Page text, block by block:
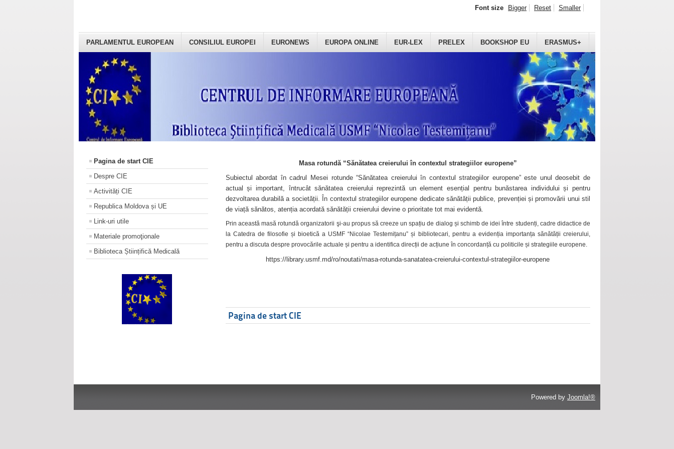
PARLAMENTUL EUROPEAN CONSILIUL EUROPEI EURONEWS EUROPA ONLINE EUR-LEX PRELEX BOOKSHOP EU ERASMUS+
Font size Bigger Reset Smaller
Pagina de start CIE
Despre CIE
Activități CIE
Republica Moldova și UE
Link-uri utile
Materiale promoţionale
Biblioteca Științifică Medicală
Masa rotundă “Sănătatea creierului în contextul strategiilor europene”
Subiectul abordat în cadrul Mesei rotunde “Sănătatea creierului în contextul strategiilor europene” este unul deosebit de
actual și important, întrucât sănătatea creierului reprezintă un element esențial pentru bunăstarea individului și pentru
dezvoltarea durabilă a societății. În contextul strategiilor europene dedicate sănătății publice, prevenției și promovării unui stil
de viață sănătos, atenția acordată sănătății creierului devine o prioritate tot mai evidentă.
Prin această masă rotundă organizatorii şi-au propus să creeze un spațiu de dialog și schimb de idei între studenți, cadre didactice de
la Catedra de filosofie și bioetică a USMF “Nicolae Testemițanu” și bibliotecari, pentru a evidenția importanța sănătății creierului,
pentru a discuta despre provocările actuale și pentru a identifica direcții de acțiune în concordanță cu politicile și strategiile europene.
https://library.usmf.md/ro/noutati/masa-rotunda-sanatatea-creierului-contextul-strategiilor-europene
Pagina de start CIE
Powered by Joomla!®